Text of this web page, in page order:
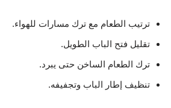
ترتيب الطعام مع ترك مسارات للهواء.
تقليل فتح الباب الطويل.
ترك الطعام الساخن حتى يبرد.
تنظيف إطار الباب وتجفيفه.